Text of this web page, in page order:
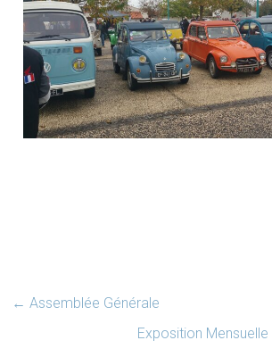
← Assemblée Générale
Exposition